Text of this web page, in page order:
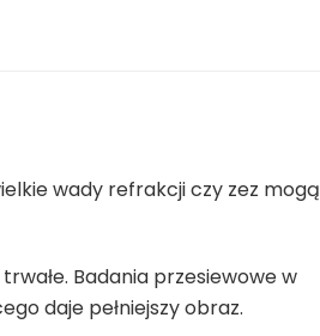
wady refrakcji czy zez mogą
Badania przesiewowe w
daje pełniejszy obraz.